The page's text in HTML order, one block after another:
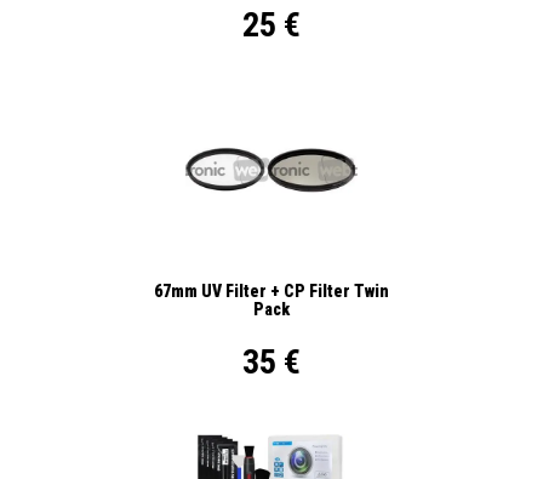
25 €
67mm UV Filter + CP Filter Twin
Pack
35 €